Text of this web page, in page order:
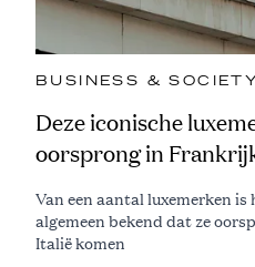
BUSINESS & SOCIETY
Deze iconische
oorsprong in
Van een aantal luxemerken
algemeen bekend dat ze
Italië komen